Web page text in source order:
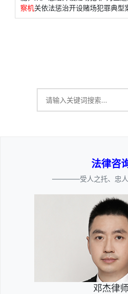
察机关依法惩治开设赌场犯罪典型
法律咨
————受人之托、忠
邓杰律师